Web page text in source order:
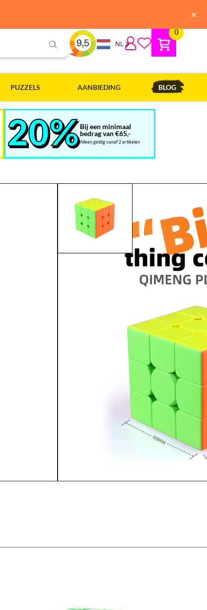
NL
0
PUZZELS AANBIEDING BLOG
Bij een minimaal
bedrag van €65,-
Alleen geldig vanaf 2 artikelen
×